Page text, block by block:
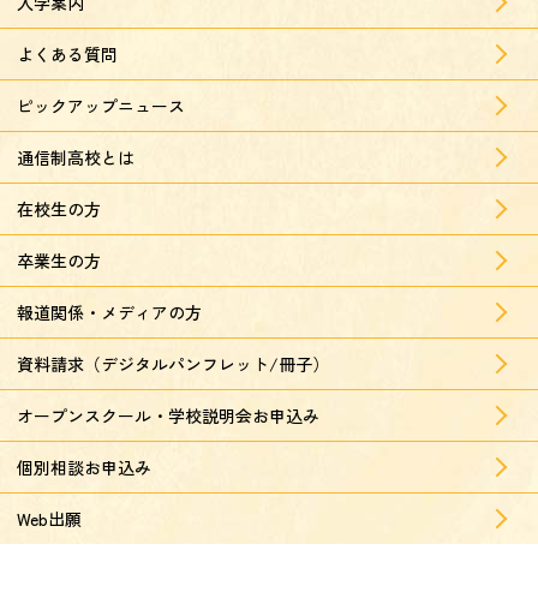
よくある質問
ピックアップニュース
通信制高校とは
在校生の方
卒業生の方
報道関係・メディアの方
資料請求（デジタルパンフレット/冊子）
オープンスクール・学校説明会お申込み
個別相談お申込み
Web出願